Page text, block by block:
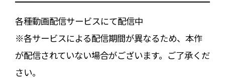
各種動画配信サービスにて配信中
※各サービスによる配信期間が異なるため、本作
が配信されていない場合がございます。ご了承くだ
さい。